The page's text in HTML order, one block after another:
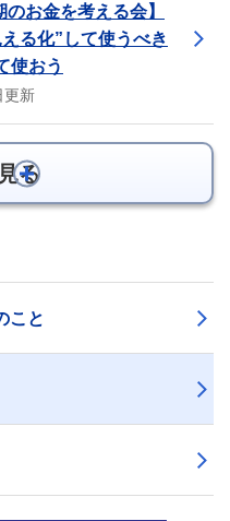
お金を考える会】
る化”して使うべき
使おう
更新
る
こと